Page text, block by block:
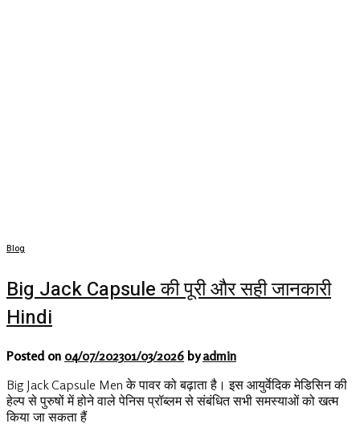
Blog
Big Jack Capsule की पूरी और सही जानकारी
Hindi
Posted on 04/07/202301/03/2026 byadmin
Big Jack Capsule Men के पावर को बढ़ाता है। इस आयुर्वेदिक मेडिसिन की
हेल्प से पुरुषों में होने वाले पेनिस प्रॉब्लम से संबंधित सभी समस्याओं को खत्म
किया जा सकता हैं